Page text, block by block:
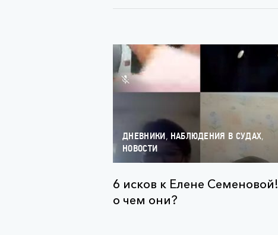
ДНЕВНИКИ , НАБЛЮДЕНИЯ В СУДАХ,
НОВОСТИ
6 исков к Елене Семеновой!
о чем они?